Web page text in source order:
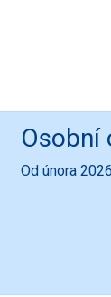
Osobní
Od února